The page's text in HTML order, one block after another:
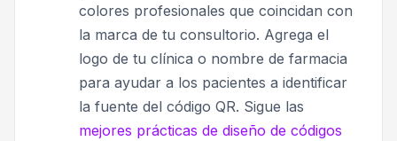
colores profesionales que coincidan con
la marca de tu consultorio. Agrega el
logo de tu clínica o nombre de farmacia
para ayudar a los pacientes a identificar
la fuente del código QR. Sigue las
mejores prácticas de diseño de códigos